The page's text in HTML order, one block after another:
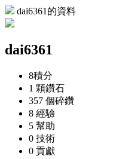
dai6361的資料
dai6361
8積分
1 顆鑽石
357 個碎鑽
8 經驗
5 幫助
0 技術
0 貢獻